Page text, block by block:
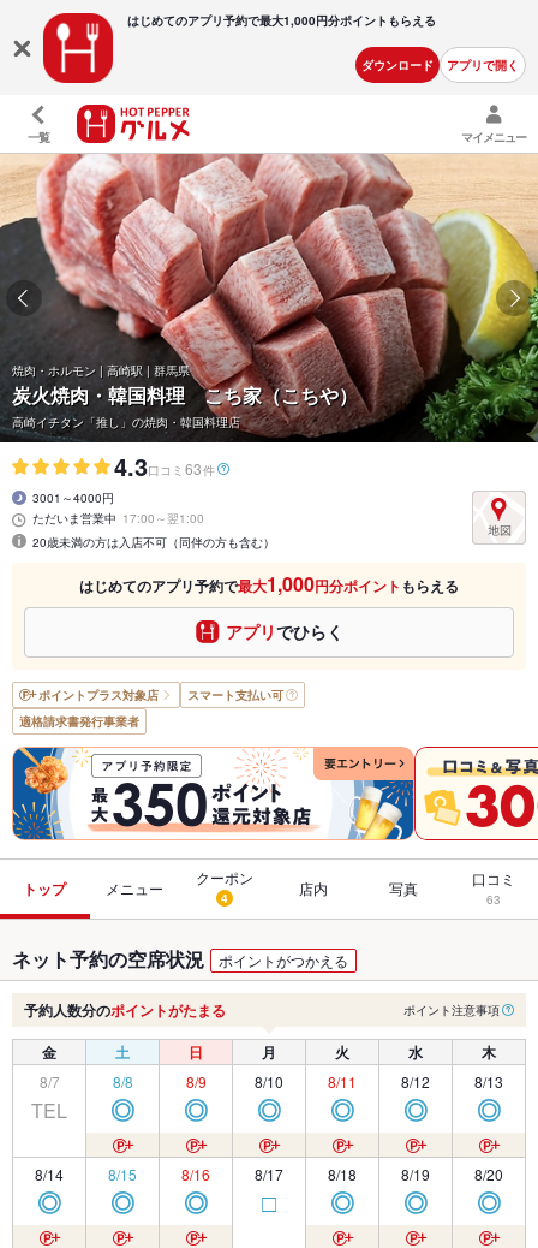
はじめてのアプリ予約で最大1,000円分ポイントもらえる
ダウンロード アプリで開く
一覧 マイメニュー
焼肉・ホルモン | 高崎駅 | 群馬県
炭火焼肉・韓国料理 こち家（こちや）
高崎イチタン「推し」の焼肉・韓国料理店
4.3口コミ 63件
3001～4000円
ただいま営業中 17:00～翌1:00
20歳未満の方は入店不可（同伴の方も含む）
はじめてのアプリ予約で最大1,000円分ポイント もらえる
アプリでひらく
ポイントプラス対象店
スマート支払い可
適格請求書発行事業者
トップ メニュー
クーポン
4 店内 写真 口コミ
63
ネット予約の空席状況 ポイントがつかえる
予約人数分のポイントがたまる ポイント注意事項
金 土 日 月 火 水 木
8/7
TEL
8/8
◎
8/9
◎
8/10
◎
8/11
◎
8/12
◎
8/13
◎
8/14
◎
8/15
◎
8/16
◎
8/17
□
8/18
◎
8/19
◎
8/20
◎